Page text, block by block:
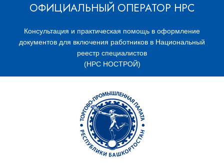
ОФИЦИАЛЬНЫЙ ОПЕРАТОР НРС
Консультация и практическая помощь в оформление
документов для включения работников в Национальный
реестр специалистов
(НРС НОСТРОЙ)